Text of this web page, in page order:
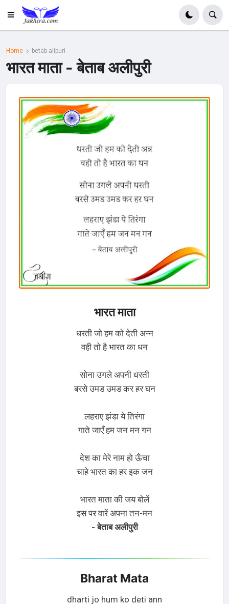
Home betab-alipuri
भारत माता - बेताब अलीपुरी
भारत माता
धरती जो हम को देती अन्न
वही तो है भारत का धन
सोना उगले अपनी धरती
बरसे उमड उमड कर हर घन
लहराए झंडा ये तिरंगा
गाते जाएँ हम जन मन गन
देश का मेरे नाम हो ऊँचा
चाहे भारत का हर इक जन
भारत माता की जय बोलें
इस पर वारें अपना तन-मन
- बेताब अलीपुरी
Bharat Mata
dharti jo hum ko deti ann